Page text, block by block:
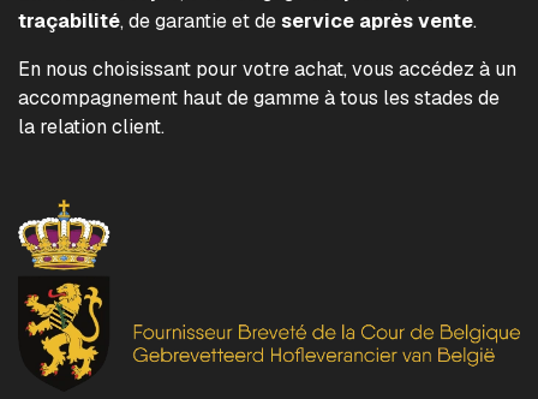
traçabilité, de garantie et deservice après vente.
En nous choisissant pour votre achat, vous accédez à un
accompagnement haut de gamme à tous les stades de
la relation client.